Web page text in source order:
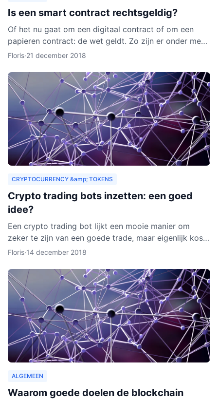
Is een smart contract rechtsgeldig?
Of het nu gaat om een digitaal contract of om een
papieren contract: de wet geldt. Zo zijn er onder meer
regels over de privacy van de deelnemers aan het
Floris·21 december 2018
CRYPTOCURRENCY &amp; TOKENS
Crypto trading bots inzetten: een goed
idee?
Een crypto trading bot lijkt een mooie manier om
zeker te zijn van een goede trade, maar eigenlijk kost
het instellen van een bot nog aardig wat tijd en
Floris·14 december 2018
ALGEMEEN
Waarom goede doelen de blockchain